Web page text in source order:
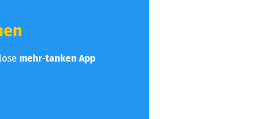
mehr-tanken App